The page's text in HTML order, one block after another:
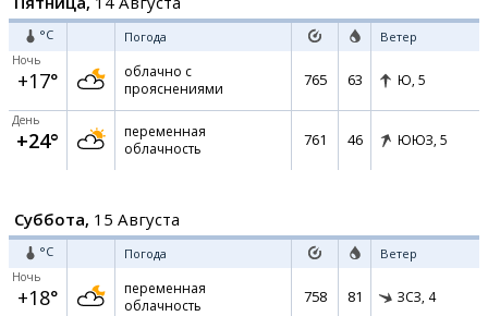
°C Погода Ветер
Ночь
+17°
облачно с
прояснениями
765 63 Ю, 5
День
+24°
переменная
облачность
761 46 ЮЮЗ, 5
Суббота, 15 Августа
°C Погода Ветер
Ночь
+18°
переменная
облачность
758 81 ЗСЗ, 4